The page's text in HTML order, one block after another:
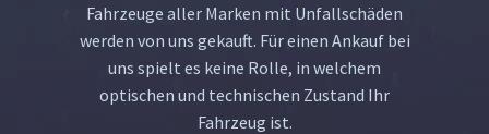
Fahrzeuge aller Marken mit Unfallschäden
werden von uns gekauft. Für einen Ankauf bei
uns spielt es keine Rolle, in welchem
optischen und technischen Zustand Ihr
Fahrzeug ist.